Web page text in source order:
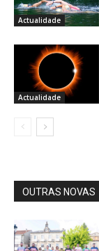
Actualidade
Actualidade
OUTRAS NOVAS